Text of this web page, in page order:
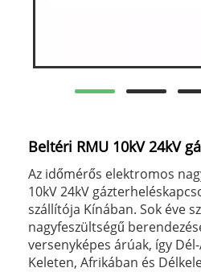
Beltéri RMU 10kV 24kV
Az időmérős elektromos
10kV 24kV
szállítója Kínában. Sok éve
nagyfeszültségű
versenyképes árúak, így
Keleten, Afrikában és